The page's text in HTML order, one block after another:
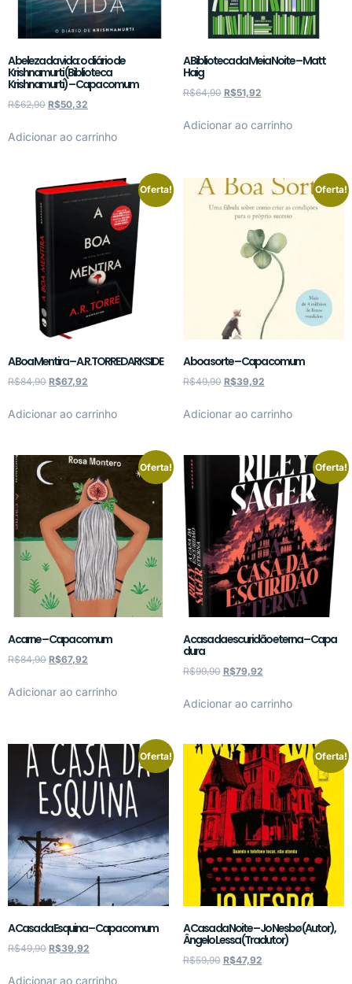
A beleza da vida: o diário de
Krishnamurti (Biblioteca
Krishnamurti) – Capa comum
R$62,90 R$50,32
Adicionar ao carrinho
A Biblioteca da Meia Noite – Matt
Haig
R$64,90 R$51,92
Adicionar ao carrinho
Oferta!
A Boa Mentira – A.R.TORRE DARKSIDE
R$84,90 R$67,92
Adicionar ao carrinho
Oferta!
A boa sorte – Capa comum
R$49,90 R$39,92
Adicionar ao carrinho
Oferta!
A carne – Capa comum
R$84,90 R$67,92
Adicionar ao carrinho
Oferta!
A casa da escuridão eterna – Capa
dura
R$99,90 R$79,92
Adicionar ao carrinho
Oferta!
A Casa da Esquina – Capa comum
R$49,90 R$39,92
Adicionar ao carrinho
Oferta!
A Casa da Noite – Jo Nesbø (Autor),
Ângelo Lessa (Tradutor)
R$59,90 R$47,92